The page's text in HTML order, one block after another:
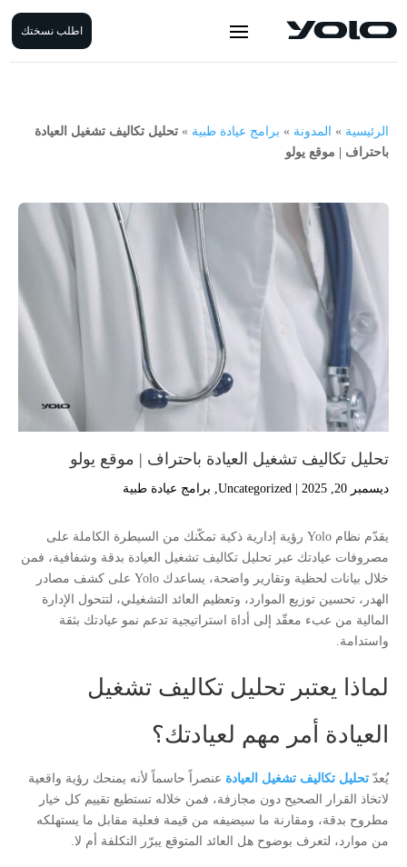
اطلب نسختك
الرئيسية » المدونة » برامج عيادة طبية » تحليل تكاليف تشغيل العيادة
باحتراف | موقع يولو
تحليل تكاليف تشغيل العيادة باحتراف | موقع يولو
ديسمبر 20, 2025 Uncategorized
, برامج عيادة طبية
يقدّم نظام Yolo رؤية إدارية ذكية تمكّنك من السيطرة الكاملة على
مصروفات عيادتك عبر تحليل تكاليف تشغيل العيادة بدقة وشفافية، فمن
خلال بيانات لحظية وتقارير واضحة، يساعدك Yolo على كشف مصادر
الهدر، تحسين توزيع الموارد، وتعظيم العائد التشغيلي، لتتحول الإدارة
المالية من عبء معقّد إلى أداة استراتيجية تدعم نمو عيادتك بثقة
واستدامة.
لماذا يعتبر تحليل تكاليف تشغيل
العيادة أمر مهم لعيادتك؟
يُعدّ تحليل تكاليف تشغيل العيادة عنصراً حاسماً لأنه يمنحك رؤية واقعية
لاتخاذ القرار الصحيح دون مجازفة، فمن خلاله تستطيع تقييم كل خيار
مطروح بدقة، ومقارنة ما سيضيفه من قيمة فعلية مقابل ما يستهلكه
من موارد، لتعرف بوضوح هل العائد المتوقع يبرّر التكلفة أم لا.